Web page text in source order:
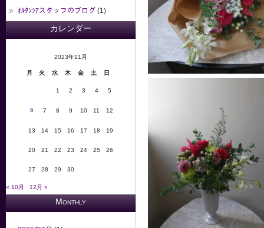
ｵﾙﾀﾝｼｱスタッフのブログ (1)
カレンダー
2023年11月
月 火 水 木 金 土 日
1 2 3 4 5
6 7 8 9 10 11 12
13 14 15 16 17 18 19
20 21 22 23 24 25 26
27 28 29 30
« 10月 12月 »
Monthly